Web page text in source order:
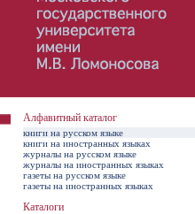
Алфавитный каталог
книги на русском языке
книги на иностранных языках
журналы на русском языке
журналы на иностранных языках
газеты на русском языке
газеты на иностранных языках
Каталоги